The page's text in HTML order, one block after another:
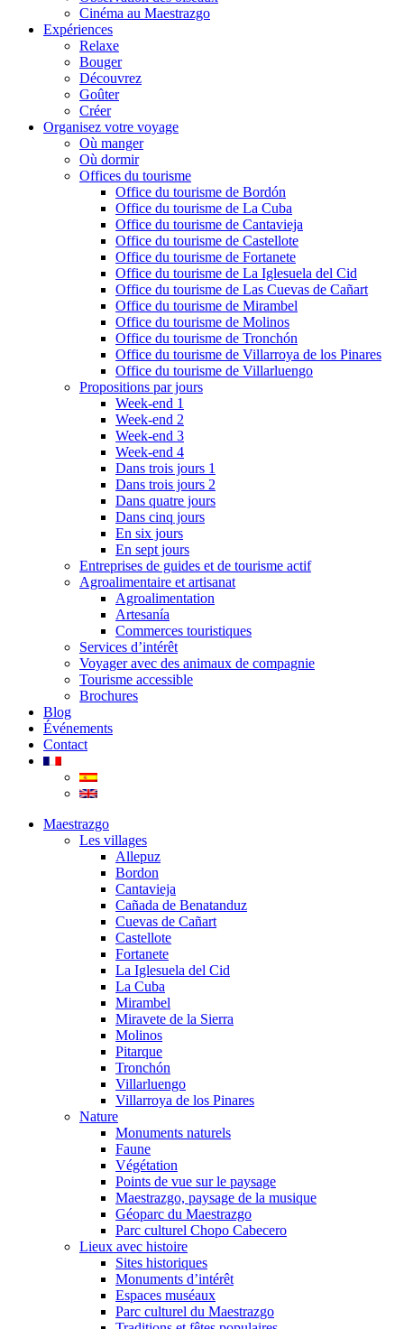
Cinéma au Maestrazgo
Expériences
Relaxe
Bouger
Découvrez
Goûter
Créer
Organisez votre voyage
Où manger
Où dormir
Offices du tourisme
Office du tourisme de Bordón
Office du tourisme de La Cuba
Office du tourisme de Cantavieja
Office du tourisme de Castellote
Office du tourisme de Fortanete
Office du tourisme de La Iglesuela del Cid
Office du tourisme de Las Cuevas de Cañart
Office du tourisme de Mirambel
Office du tourisme de Molinos
Office du tourisme de Tronchón
Office du tourisme de Villarroya de los Pinares
Office du tourisme de Villarluengo
Propositions par jours
Week-end 1
Week-end 2
Week-end 3
Week-end 4
Dans trois jours 1
Dans trois jours 2
Dans quatre jours
Dans cinq jours
En six jours
En sept jours
Entreprises de guides et de tourisme actif
Agroalimentaire et artisanat
Agroalimentation
Artesanía
Commerces touristiques
Services d’intérêt
Voyager avec des animaux de compagnie
Tourisme accessible
Brochures
Blog
Événements
Contact
Maestrazgo
Les villages
Allepuz
Bordon
Cantavieja
Cañada de Benatanduz
Cuevas de Cañart
Castellote
Fortanete
La Iglesuela del Cid
La Cuba
Mirambel
Miravete de la Sierra
Molinos
Pitarque
Tronchón
Villarluengo
Villarroya de los Pinares
Nature
Monuments naturels
Faune
Végétation
Points de vue sur le paysage
Maestrazgo, paysage de la musique
Géoparc du Maestrazgo
Parc culturel Chopo Cabecero
Lieux avec histoire
Sites historiques
Monuments d’intérêt
Espaces muséaux
Parc culturel du Maestrazgo